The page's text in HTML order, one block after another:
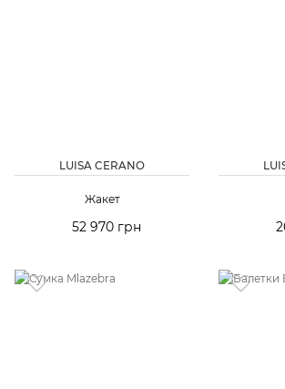
LUISA CERANO
Жакет
52 970 грн